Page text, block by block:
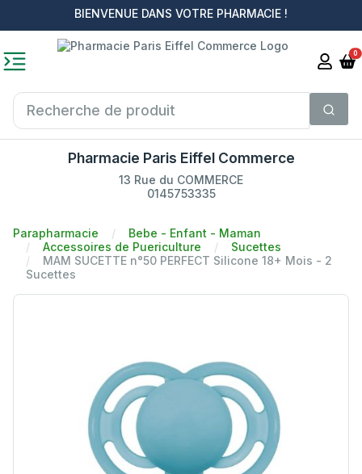
BIENVENUE DANS VOTRE PHARMACIE !
0
Pharmacie Paris Eiffel Commerce
13 Rue du COMMERCE
0145753335
Parapharmacie
Bebe - Enfant - Maman
Accessoires de Puericulture
Sucettes
MAM SUCETTE n°50 PERFECT Silicone 18+ Mois - 2
Sucettes